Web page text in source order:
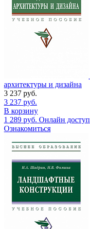
архитектуры и дизайна
3 237 руб.
3 237 руб.
В корзину
1 289 руб. Онлайн доступ
Ознакомиться